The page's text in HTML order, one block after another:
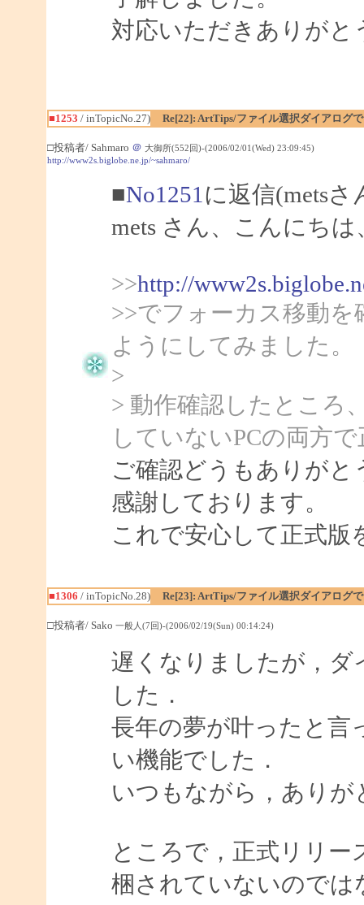
対応いただきありがと
■1253 / inTopicNo.27) Re[22]: ArtTips/ファイル選択ダイアログ
□投稿者/ Sahmaro ＠ 大御所(552回)-(2006/02/01(Wed) 23:09:45)
http://www2s.biglobe.ne.jp/~sahmaro/
■No1251 に返信(metsさ
mets さん、こんにちは
>>http://
>>でフォーカス移動
ようにしてみました。
>
> 動作確認したところ
していないPCの両方
ご確認どうもありがと
感謝しております。
これで安心して正式版
■1306 / inTopicNo.28) Re[23]: ArtTips/ファイル選択ダイアログ
□投稿者/ Sako 一般人(7回)-(2006/02/19(Sun) 00:14:24)
遅くなりましたが，ダ
した．
長年の夢が叶ったと言
い機能でした．
いつもながら，ありが
ところで，正式リリ
梱されていないのでは